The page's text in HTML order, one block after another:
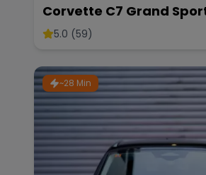
Corvette C7 Grand Sport
5.0 (59)
~28 Min